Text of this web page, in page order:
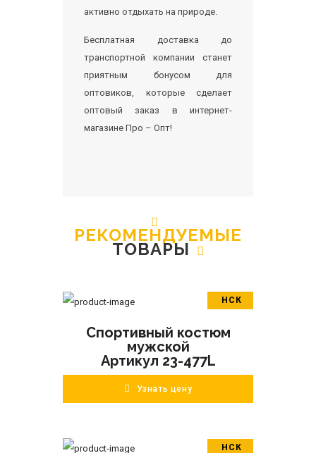
активно отдыхать на природе.
Бесплатная доставка до
транспортной компании станет
приятным бонусом для
оптовиков, которые сделает
оптовый заказ в интернет-
магазине Про – Опт!
РЕКОМЕНДУЕМЫЕ
ТОВАРЫ
НСК
ПОДРОБНЕЕ
Спортивный костюм
мужской
Артикул 23-477L
Узнать цену
НСК